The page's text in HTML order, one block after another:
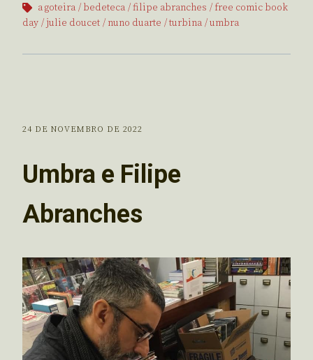
a goteira
bedeteca filipe abranches
free comic book
day
julie doucet nuno duarte turbina umbra
24 DE NOVEMBRO DE 2022
Umbra e Filipe
Abranches